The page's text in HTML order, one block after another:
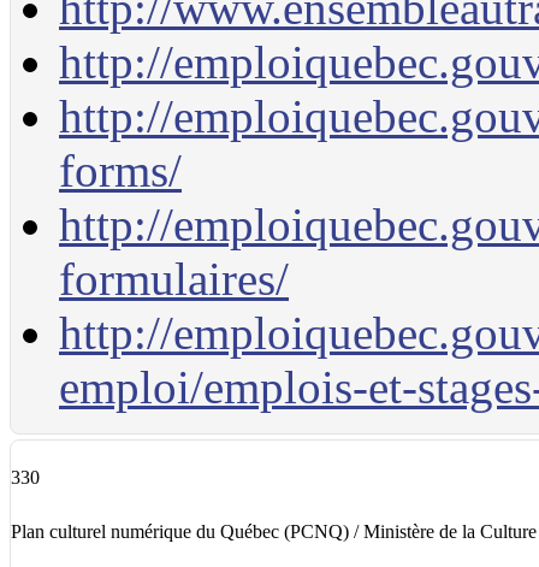
http://
http://
forms/
http://
formulaires/
http://
emploi/emplois-et-
330
Plan culturel numérique du Québec (PCNQ) / Ministère de la